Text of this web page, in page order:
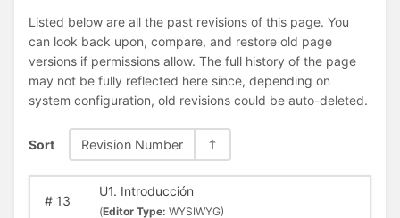
Listed below are all the past revisions of this page. You
can look back upon, compare, and restore old page
versions if permissions allow. The full history of the page
may not be fully reflected here since, depending on
system configuration, old revisions could be auto-deleted.
Sort Revision Number
#13
U1. Introducción
(Editor Type: WYSIWYG)